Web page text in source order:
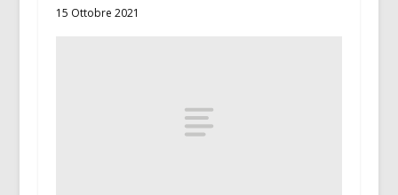
15 Ottobre 2021